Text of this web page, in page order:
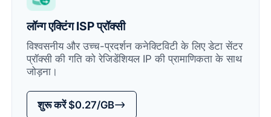
लॉन्ग एक्टिंग ISP प्रॉक्सी
विश्वसनीय और उच्च-प्रदर्शन कनेक्टिविटी के लिए डेटा सेंटर
प्रॉक्सी की गति को रेजिडेंशियल IP की प्रामाणिकता के साथ
जोड़ना।
शुरू करें $0.27/GB